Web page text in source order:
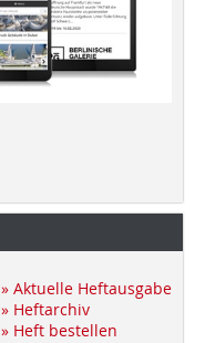
» Aktuelle Heftausgabe
» Heftarchiv
» Heft bestellen